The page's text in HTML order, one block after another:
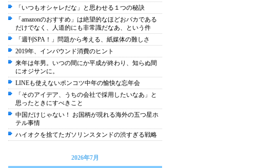
「いつもオシャレだな」と思わせる１つの秘訣
「amazonのおすすめ」は絶望的なほどおバカである
だけでなく、人道的にも非常識だなあ、という件
「週刊SPA！」問題から考える、紙媒体の難しさ
2019年、インバウンド消費のヒント
来年は年男。いつの間にか平成が終わり、知らぬ間
にオジサンに。
LINEも使えないポンコツ中年の愉快な忘年会
「そのアイデア、うちの会社で採用したいなあ」と
思ったときにすべきこと
中国だけじゃない！ お国柄が現れる海外の五つ星ホ
テル事情
ハイオクを捨てたガソリンスタンドの渋すぎる戦略
2026年7月